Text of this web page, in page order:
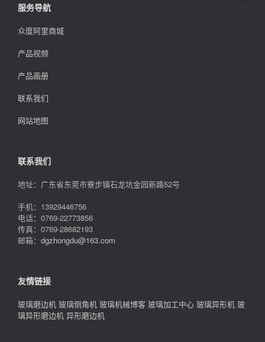
服务导航
众度阿里商城
产品视频
产品画册
联系我们
网站地图
联系我们
地址：广东省东莞市寮步镇石龙坑金园新路52号
手机：13929446756
电话：0769-22773856
传真：0769-28682193
邮箱： dgzhongdu@163.com
友情链接
玻璃磨边机 玻璃倒角机 玻璃机械博客 玻璃加工中心 玻璃异形机 玻
璃异形磨边机 异形磨边机